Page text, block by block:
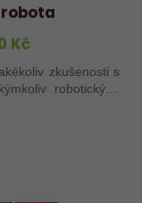
Kč
zkušenosti s
robotickým,